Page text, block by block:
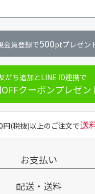
会員登録で500ptプレゼン
だち追加とLINE ID連携で
クーポンプレゼン
円(税抜)以上のご注文で送
お支払い
配送・送料